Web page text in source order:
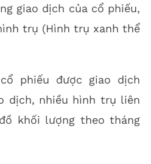
giao dịch của cổ phiếu,
trụ (Hình trụ xanh thể
phiếu được giao dịch
dịch, nhiều hình trụ liên
khối lượng theo tháng